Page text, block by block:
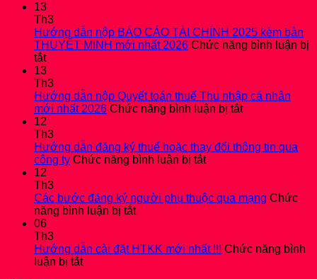
13
Th3
Hướng dẫn nộp BÁO CÁO TÀI CHÍNH 2025 kèm bản
THUYẾT MINH mới nhất 2026 Chức năng bình luận bị
tắtở
Hướng
dẫn
nộp
BÁO
CÁO
TÀI
CHÍNH
2025
kèm
bản
THUYẾT
MINH
mới
nhất
2026
13
Th3
Hướng dẫn nộp Quyết toán thuế Thu nhập cá nhân
mới nhất 2026 Chức năng bình luận bị tắtở
nộp
Thu
mới
12
Th3
Hướng dẫn đăng ký thuế hoặc thay đổi thông tin qua
công ty Chức năng bình luận bị tắtở
đăng
thay
12
Th3
Các bước đăng ký người phụ thuộc qua mạng Chức
năng bình luận bị tắtở
đăng
06
Th3
Hướng dẫn cài đặt HTKK mới nhất !!! Chức năng bình
luận bị tắtở